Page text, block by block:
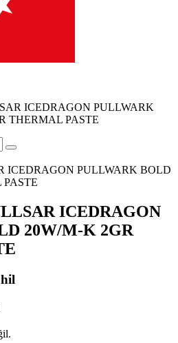
ICEDRAGON PULLWARK
THERMAL PASTE
ICEDRAGON
20W/M-K 2GR